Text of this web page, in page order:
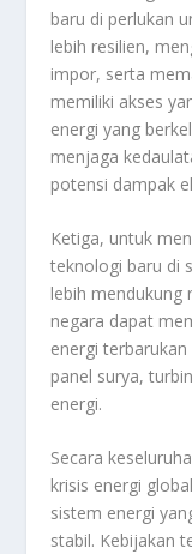
baru di perlukan
lebih resilien,
impor, serta
memiliki akses
energi yang
menjaga
potensi dampak
Ketiga, untuk
teknologi baru di
lebih mendukung
negara dapat
energi
panel surya,
energi.
Secara
krisis energi
sistem energi
stabil. Kebijakan